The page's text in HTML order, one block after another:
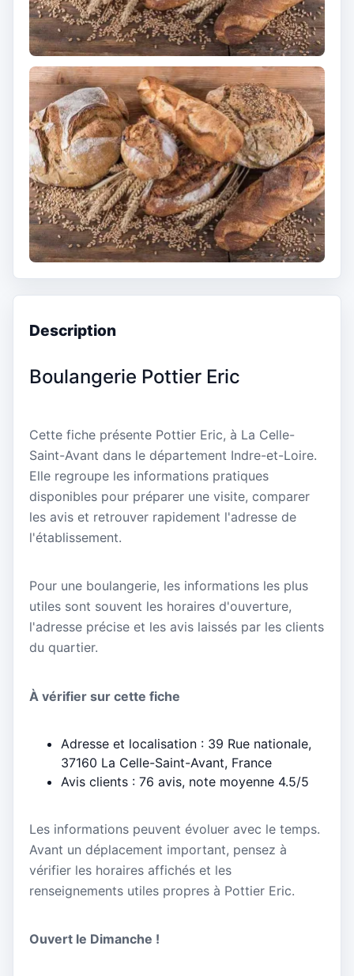
Description
Boulangerie Pottier Eric
Cette fiche présente Pottier Eric, à La Celle-
Saint-Avant dans le département Indre-et-Loire.
Elle regroupe les informations pratiques
disponibles pour préparer une visite, comparer
les avis et retrouver rapidement l'adresse de
l'établissement.
Pour une boulangerie, les informations les plus
utiles sont souvent les horaires d'ouverture,
l'adresse précise et les avis laissés par les clients
du quartier.
À vérifier sur cette fiche
Adresse et localisation : 39 Rue nationale,
37160 La Celle-Saint-Avant, France
Avis clients : 76 avis, note moyenne 4.5/5
Les informations peuvent évoluer avec le temps.
Avant un déplacement important, pensez à
vérifier les horaires affichés et les
renseignements utiles propres à Pottier Eric.
Ouvert le Dimanche !